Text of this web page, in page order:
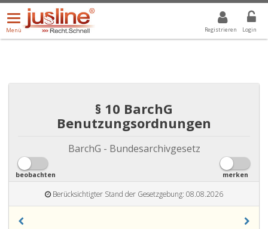
Registrieren Login
Menü
öffnen/schließen
Menü
ALLE DROPDOWN: GEWÄHLTER WERT IST ALLE
§ 10 BarchG
Benutzungsordnungen
BarchG - Bundesarchivgesetz
beobachten merken
Berücksichtigter Stand der Gesetzgebung: 08.08.2026